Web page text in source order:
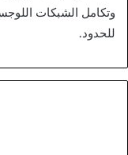
وتكامل الشبكات
للحدود.